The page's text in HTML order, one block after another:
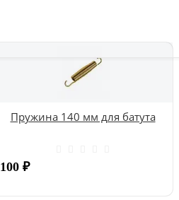
Пружина 140 мм для батута
100 ₽